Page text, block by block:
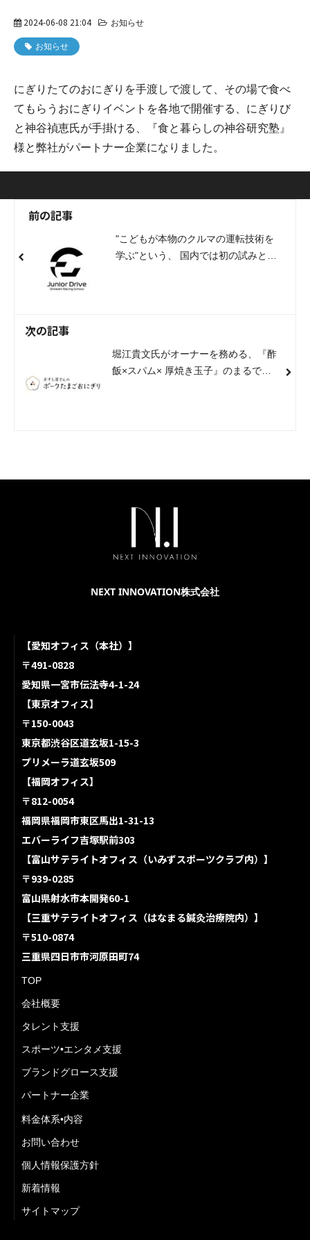
2024-06-08 21:04 お知らせ
お知らせ
にぎりたてのおにぎりを手渡しで渡して、その場で食べ
てもらうおにぎりイベントを各地で開催する、にぎりび
と神谷禎恵氏が手掛ける、『食と暮らしの神谷研究塾』
様と弊社がパートナー企業になりました。
前の記事
"こどもが本物のクルマの運転技術を
学ぶ"という、 国内では初の試みとな
次の記事
堀江貴文氏がオーナーを務める、『酢
飯×スパム× 厚焼き玉子』のまるでお
NEXT INNOVATION株式会社
【愛知オフィス（本社）】
〒491-0828
愛知県一宮市伝法寺4-1-24
【東京オフィス】
〒150-0043
東京都渋谷区道玄坂1-15-3
プリメーラ道玄坂509
【福岡オフィス】
〒812-0054
福岡県福岡市東区馬出1-31-13
エバーライフ吉塚駅前303
【富山サテライトオフィス（いみずスポーツクラブ内）】
〒939-0285
富山県射水市本開発60-1
【三重サテライトオフィス（はなまる鍼灸治療院内）】
〒510-0874
三重県四日市市河原田町74
TOP
会社概要
タレント支援
スポーツ•エンタメ支援
ブランドグロース支援
パートナー企業
料金体系•内容
お問い合わせ
個人情報保護方針
新着情報
サイトマップ